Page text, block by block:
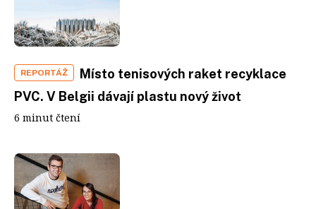
REPORTÁŽ
Místo tenisových raket recyklace
PVC. V Belgii dávají plastu nový život
6 minut čtení